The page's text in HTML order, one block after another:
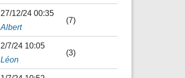
27/12/24 00:35
Albert
(7)
2/7/24 10:05
Léon
(3)